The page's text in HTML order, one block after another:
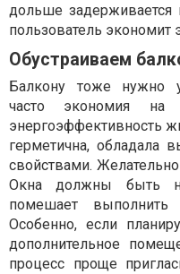
дольше задерживается
пользователь экономит
Обустраиваем
Балкону тоже нужно
часто экономия на
энергоэффективность
герметична, обладала
свойствами.
Окна должны быть
помешает выполнить
Особенно, если
дополнительное
процесс проще